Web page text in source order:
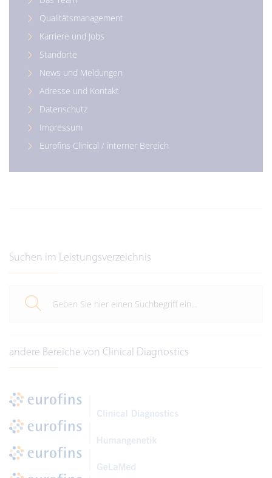
Qualitätsmanagement
Karriere und Jobs
Standorte
News und Meldungen
Adresse und Kontakt
Datenschutz
Impressum
Eurofins Clinical / interner Bereich
Suchen im Leistungsverzeichnis
andere Bereiche von Clinical Diagnostics